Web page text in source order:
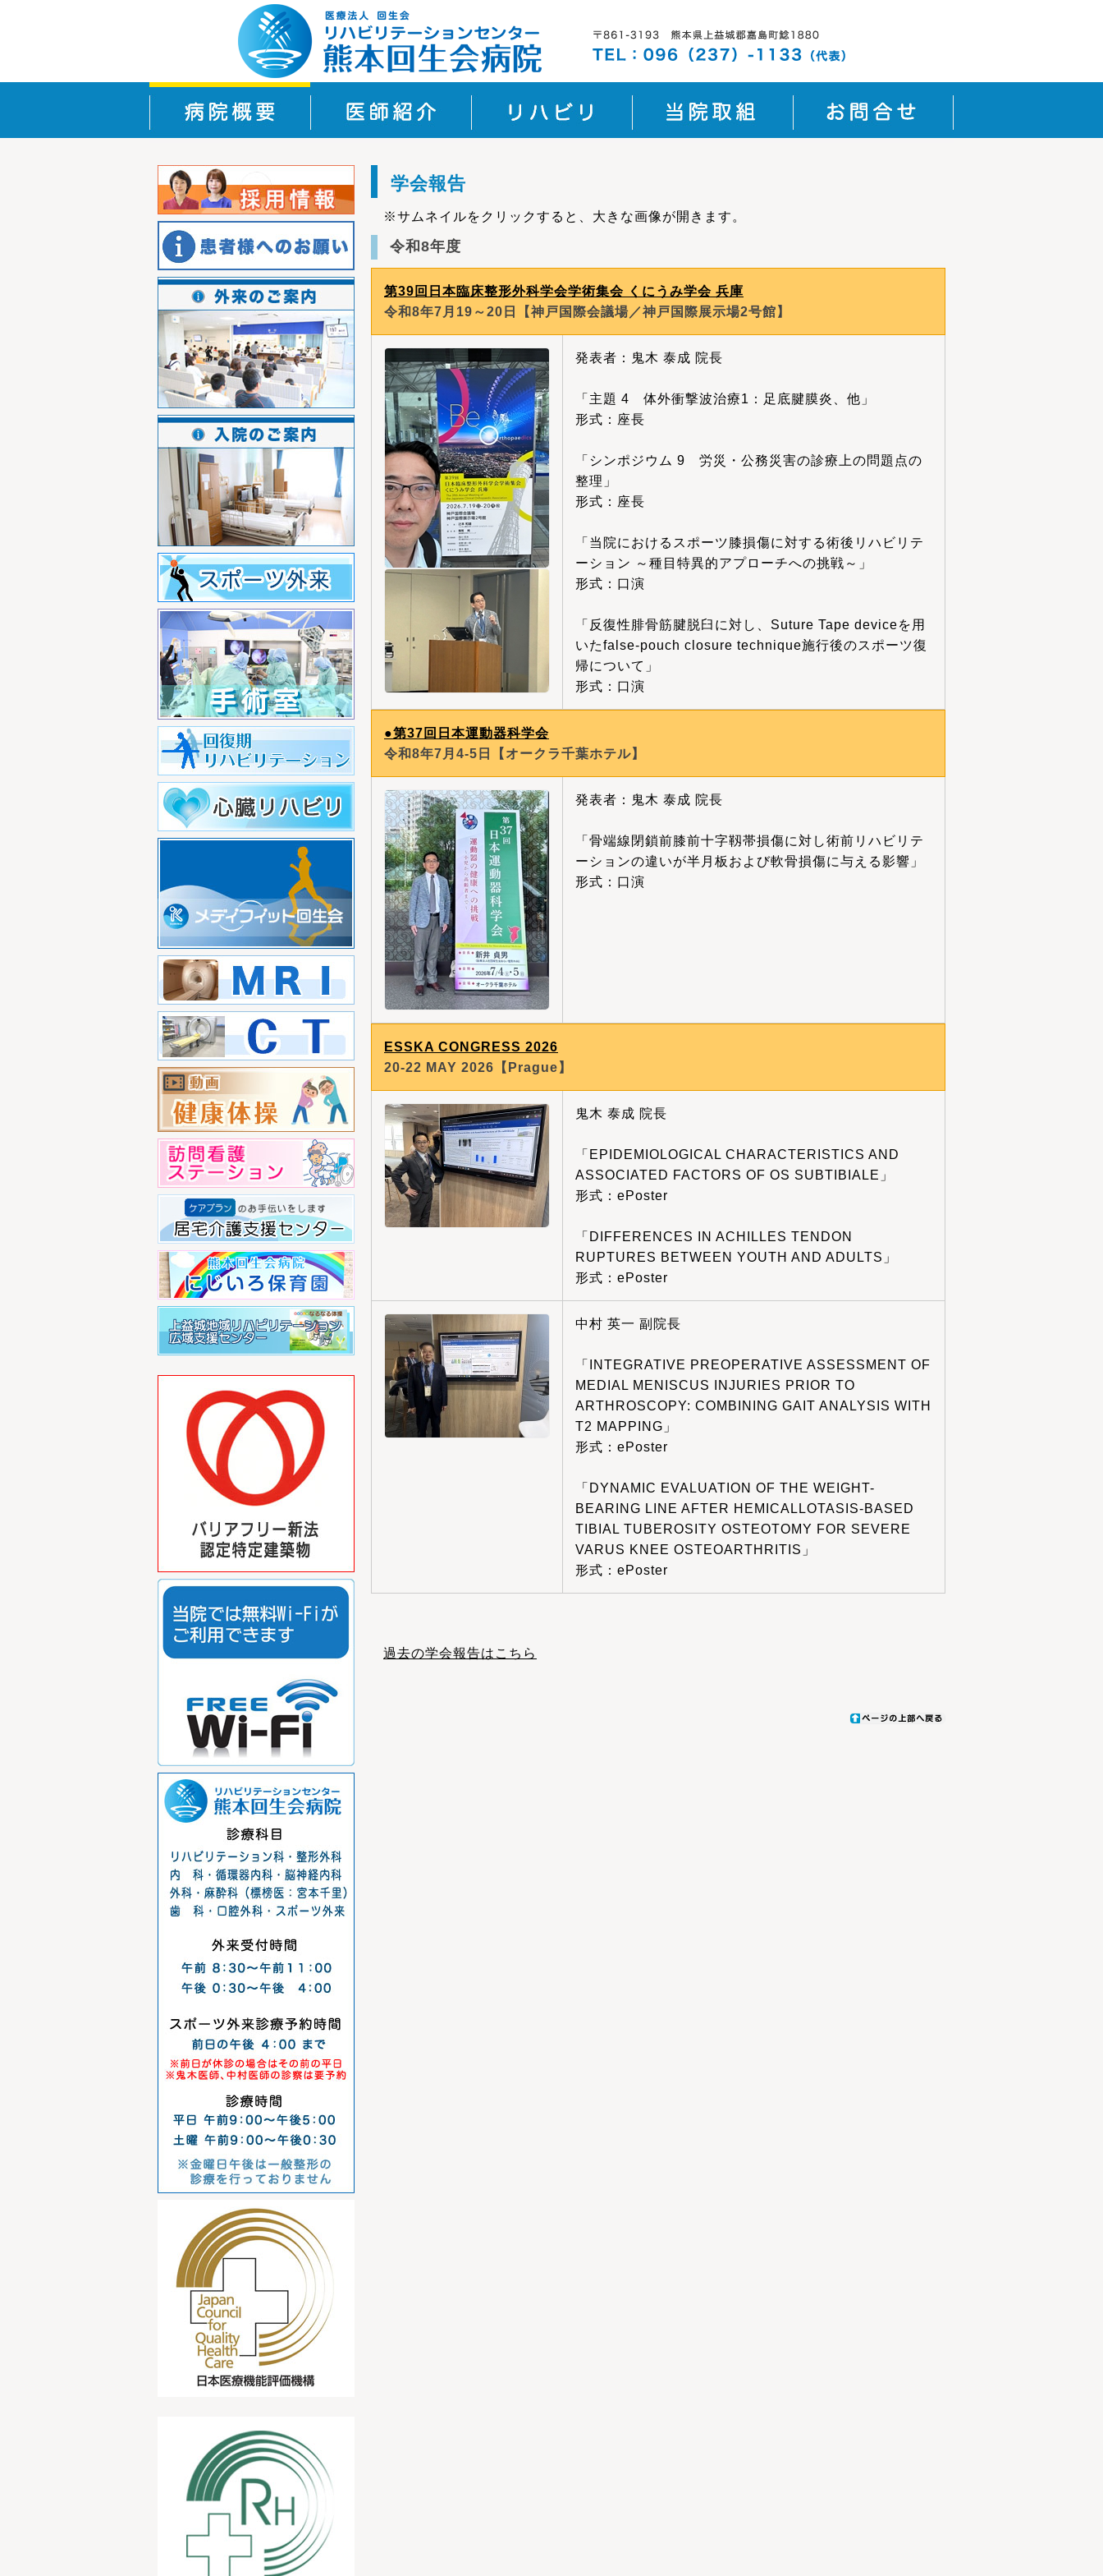
学会報告
※サムネイルをクリックすると、大きな画像が開きます。
令和8年度
第39回日本臨床整形外科学会学術集会 くにうみ学会 兵庫
令和8年7月19～20日【神戸国際会議場／神戸国際展示場2号館】
発表者：鬼木 泰成 院長
「主題 4 体外衝撃波治療1：足底腱膜炎、他」
形式：座長
「シンポジウム 9 労災・公務災害の診療上の問題点の
整理」
形式：座長
「当院におけるスポーツ膝損傷に対する術後リハビリテ
ーション ～種目特異的アプローチへの挑戦～」
形式：口演
「反復性腓骨筋腱脱臼に対し、Suture Tape deviceを用
いたfalse-pouch closure technique施行後のスポーツ復
帰について」
形式：口演
●第37回日本運動器科学会
令和8年7月4-5日【オークラ千葉ホテル】
発表者：鬼木 泰成 院長
「骨端線閉鎖前膝前十字靱帯損傷に対し術前リハビリテ
ーションの違いが半月板および軟骨損傷に与える影響」
形式：口演
ESSKA CONGRESS 2026
20-22 MAY 2026【Prague】
鬼木 泰成 院長
「EPIDEMIOLOGICAL CHARACTERISTICS AND
ASSOCIATED FACTORS OF OS SUBTIBIALE」
形式：ePoster
「DIFFERENCES IN ACHILLES TENDON
RUPTURES BETWEEN YOUTH AND ADULTS」
形式：ePoster
中村 英一 副院長
「INTEGRATIVE PREOPERATIVE ASSESSMENT OF
MEDIAL MENISCUS INJURIES PRIOR TO
ARTHROSCOPY: COMBINING GAIT ANALYSIS WITH
T2 MAPPING」
形式：ePoster
「DYNAMIC EVALUATION OF THE WEIGHT-
BEARING LINE AFTER HEMICALLOTASIS-BASED
TIBIAL TUBEROSITY OSTEOTOMY FOR SEVERE
VARUS KNEE OSTEOARTHRITIS」
形式：ePoster
過去の学会報告はこちら